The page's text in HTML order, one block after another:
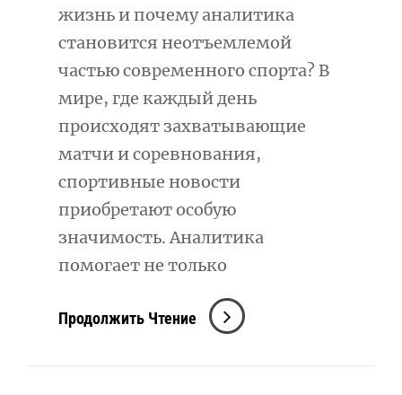
жизнь и почему аналитика
становится неотъемлемой
частью современного спорта? В
мире, где каждый день
происходят захватывающие
матчи и соревнования,
спортивные новости
приобретают особую
значимость. Аналитика
помогает не только
Продолжить Чтение Новости
Спорта